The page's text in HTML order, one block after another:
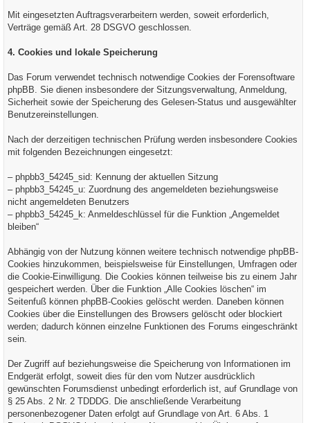
Mit eingesetzten Auftragsverarbeitern werden, soweit erforderlich,
Verträge gemäß Art. 28 DSGVO geschlossen.
4. Cookies und lokale Speicherung
Das Forum verwendet technisch notwendige Cookies der Forensoftware
phpBB. Sie dienen insbesondere der Sitzungsverwaltung, Anmeldung,
Sicherheit sowie der Speicherung des Gelesen-Status und ausgewählter
Benutzereinstellungen.
Nach der derzeitigen technischen Prüfung werden insbesondere Cookies
mit folgenden Bezeichnungen eingesetzt:
– phpbb3_54245_sid: Kennung der aktuellen Sitzung
– phpbb3_54245_u: Zuordnung des angemeldeten beziehungsweise
nicht angemeldeten Benutzers
– phpbb3_54245_k: Anmeldeschlüssel für die Funktion „Angemeldet
bleiben“
Abhängig von der Nutzung können weitere technisch notwendige phpBB-
Cookies hinzukommen, beispielsweise für Einstellungen, Umfragen oder
die Cookie-Einwilligung. Die Cookies können teilweise bis zu einem Jahr
gespeichert werden. Über die Funktion „Alle Cookies löschen“ im
Seitenfuß können phpBB-Cookies gelöscht werden. Daneben können
Cookies über die Einstellungen des Browsers gelöscht oder blockiert
werden; dadurch können einzelne Funktionen des Forums eingeschränkt
sein.
Der Zugriff auf beziehungsweise die Speicherung von Informationen im
Endgerät erfolgt, soweit dies für den vom Nutzer ausdrücklich
gewünschten Forumsdienst unbedingt erforderlich ist, auf Grundlage von
§ 25 Abs. 2 Nr. 2 TDDDG. Die anschließende Verarbeitung
personenbezogener Daten erfolgt auf Grundlage von Art. 6 Abs. 1